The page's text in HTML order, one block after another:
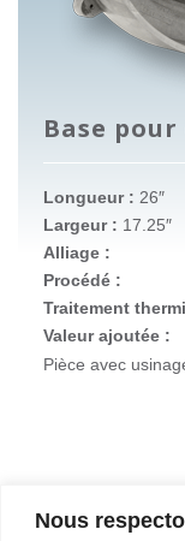
Nous
Base
Longueur : 26″
Largeur : 17.25″
Alliage :
Procédé :
Traitement
Valeur ajoutée :
Pièce avec
Entreprise